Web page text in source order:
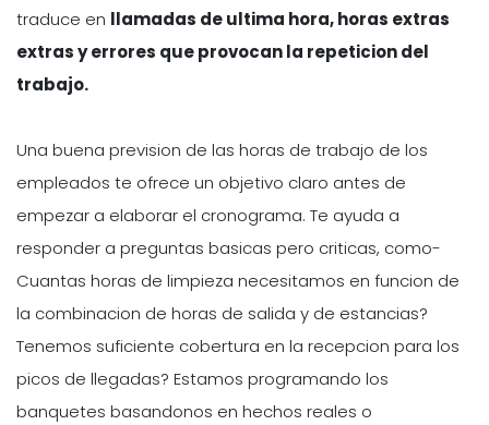
traduce en llamadas de ultima hora, horas extras
extras y errores que provocan la repeticion del
trabajo.
Una buena prevision de las horas de trabajo de los
empleados te ofrece un objetivo claro antes de
empezar a elaborar el cronograma. Te ayuda a
responder a preguntas basicas pero criticas, como-
Cuantas horas de limpieza necesitamos en funcion de
la combinacion de horas de salida y de estancias?
Tenemos suficiente cobertura en la recepcion para los
picos de llegadas? Estamos programando los
banquetes basandonos en hechos reales o